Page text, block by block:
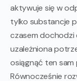
aktywuje się w
tylko substancje
czasem dochodzi
uzależniona
osiągnąć ten sam
Równocześnie